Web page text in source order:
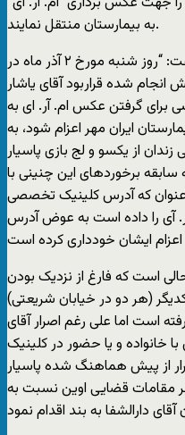
به بیمارستان منتقل نمایند.
یک منبع مطلع به گزارشگر هرانا گفت: “روز شنبه مورخ ۲ آذر ماه در
شده قراربود آقای یاشار
برای گرفتن عکس ام. آر. ‌ای به
ایران مهر اعزام شود، به
از یکسو و لج بازی پاسیار
سابقه برخوردهای این چنینی با
دارد. تحت این عنوان که آدرس کلینیک تخصصی
آی را داده است به عوض آدرس
است که فارغ از نزدیک بودن
(هر دو در خیابان شریعتی)
است اما علی رغم اصرار آقای
خانواده و یا حضور در کلینیک
پیش هماهنگ شده پاسیار
مقامات قضایی اوین نسبت به